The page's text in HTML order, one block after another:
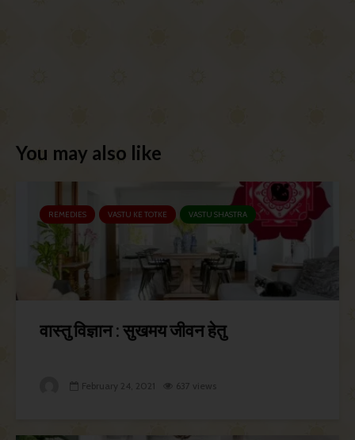
You may also like
REMEDIES VASTU KE TOTKE VASTU SHASTRA
वास्तु विज्ञान : सुखमय जीवन हेतु
February 24, 2021 637 views